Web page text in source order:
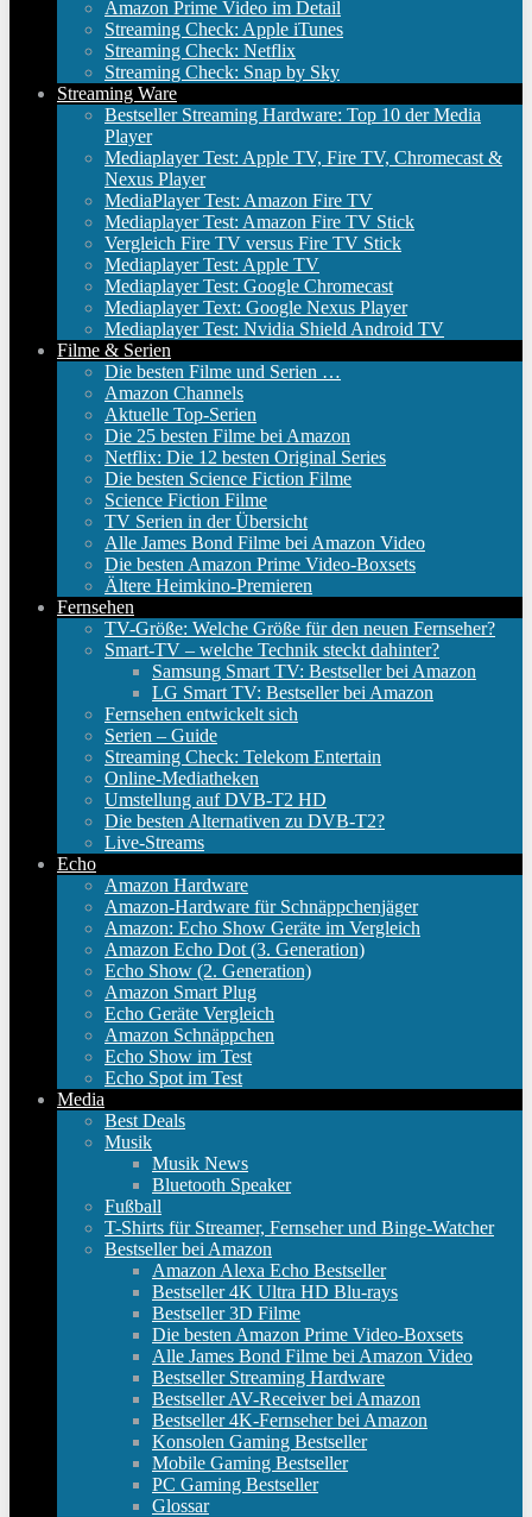
Amazon Prime Video im Detail
Streaming Check: Apple iTunes
Streaming Check: Netflix
Streaming Check: Snap by Sky
Streaming Ware
Bestseller Streaming Hardware: Top 10 der Media
Player
Mediaplayer Test: Apple TV, Fire TV, Chromecast &
Nexus Player
MediaPlayer Test: Amazon Fire TV
Mediaplayer Test: Amazon Fire TV Stick
Vergleich Fire TV versus Fire TV Stick
Mediaplayer Test: Apple TV
Mediaplayer Test: Google Chromecast
Mediaplayer Text: Google Nexus Player
Mediaplayer Test: Nvidia Shield Android TV
Filme & Serien
Die besten Filme und Serien …
Amazon Channels
Aktuelle Top-Serien
Die 25 besten Filme bei Amazon
Netflix: Die 12 besten Original Series
Die besten Science Fiction Filme
Science Fiction Filme
TV Serien in der Übersicht
Alle James Bond Filme bei Amazon Video
Die besten Amazon Prime Video-Boxsets
Ältere Heimkino-Premieren
Fernsehen
TV-Größe: Welche Größe für den neuen Fernseher?
Smart-TV – welche Technik steckt dahinter?
Samsung Smart TV: Bestseller bei Amazon
LG Smart TV: Bestseller bei Amazon
Fernsehen entwickelt sich
Serien – Guide
Streaming Check: Telekom Entertain
Online-Mediatheken
Umstellung auf DVB-T2 HD
Die besten Alternativen zu DVB-T2?
Live-Streams
Echo
Amazon Hardware
Amazon-Hardware für Schnäppchenjäger
Amazon: Echo Show Geräte im Vergleich
Amazon Echo Dot (3. Generation)
Echo Show (2. Generation)
Amazon Smart Plug
Echo Geräte Vergleich
Amazon Schnäppchen
Echo Show im Test
Echo Spot im Test
Media
Best Deals
Musik
Musik News
Bluetooth Speaker
Fußball
T-Shirts für Streamer, Fernseher und Binge-Watcher
Bestseller bei Amazon
Amazon Alexa Echo Bestseller
Bestseller 4K Ultra HD Blu-rays
Bestseller 3D Filme
Die besten Amazon Prime Video-Boxsets
Alle James Bond Filme bei Amazon Video
Bestseller Streaming Hardware
Bestseller AV-Receiver bei Amazon
Bestseller 4K-Fernseher bei Amazon
Konsolen Gaming Bestseller
Mobile Gaming Bestseller
PC Gaming Bestseller
Glossar